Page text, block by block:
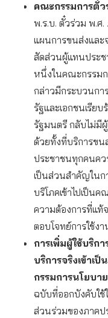
คณะกรรมการตั๋
พ.ร.บ. ตั๋วร่วม พ.ศ
แผนการขนส่งแล
สัดส่วนผู้แทนประช
หนึ่งในคณะกรรมก
กล่าวมีกระบวนกา
รัฐและเอกชนเรีย
รัฐมนตรี กลับไม่มี
ด้วยทั้งที่บริการข
ประชาชนทุกคนคว
เป็นส่วนสำคัญใน
บริโภคเข้าไปเป็น
ความต้องการที่แท้
ตอบโจทย์การใช้ง
การเพิ่มผู้ใช้บริก
บริการจริงเข้าเ
กรรมการนโยบา
ฉบับที่ออกบังคับใ
ส่วนร่วมของภาค